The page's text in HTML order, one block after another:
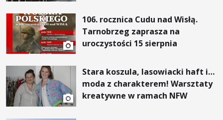
106. rocznica Cudu nad Wisłą.
Tarnobrzeg zaprasza na
uroczystości 15 sierpnia
Stara koszula, lasowiacki haft i…
moda z charakterem! Warsztaty
kreatywne w ramach NFW